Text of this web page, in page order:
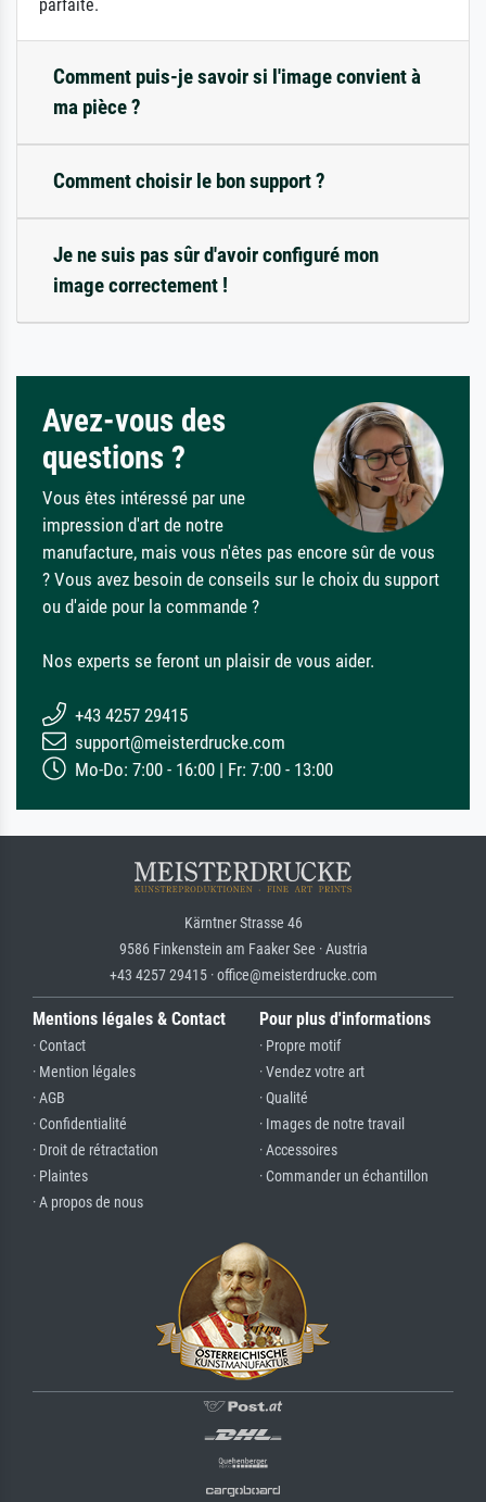
parfaite.
Comment puis-je savoir si l'image convient à
ma pièce ?
Comment choisir le bon support ?
Je ne suis pas sûr d'avoir configuré mon
image correctement !
Avez-vous des
questions ?
Vous êtes intéressé par une
impression d'art de notre
manufacture, mais vous n'êtes pas encore sûr de vous
? Vous avez besoin de conseils sur le choix du support
ou d'aide pour la commande ?
Nos experts se feront un plaisir de vous aider.
+43 4257 29415
support@meisterdrucke.com
Mo-Do: 7:00 - 16:00 | Fr: 7:00 - 13:00
Kärntner Strasse 46
9586 Finkenstein am Faaker See · Austria
+43 4257 29415 · office@meisterdrucke.com
Mentions légales & Contact
· Contact
· Mention légales
· AGB
· Confidentialité
· Droit de rétractation
· Plaintes
· A propos de nous
Pour plus d'informations
· Propre motif
· Vendez votre art
· Qualité
· Images de notre travail
· Accessoires
· Commander un échantillon